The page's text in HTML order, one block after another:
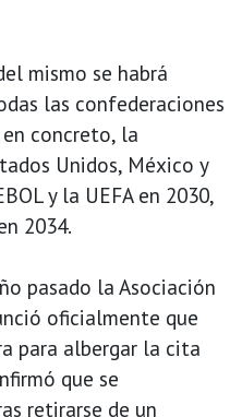
mismo se habrá
las confederaciones
concreto, la
Unidos, México y
y la UEFA en 2030,
2034.
pasado la Asociación
oficialmente que
para albergar la cita
que se
retirarse de un